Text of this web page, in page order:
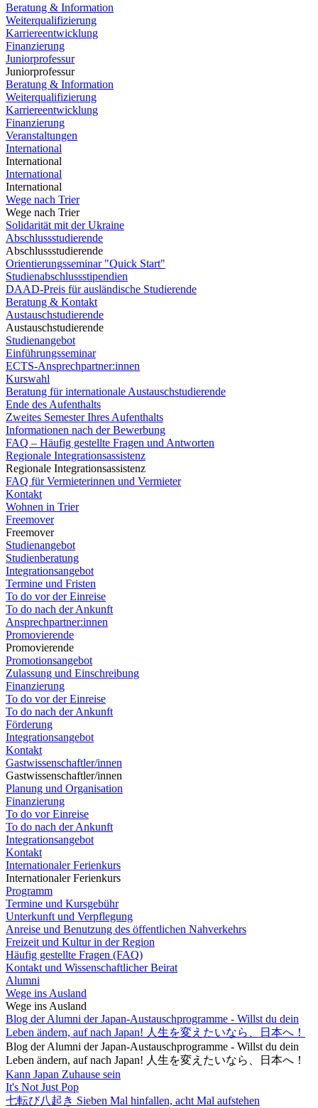
Beratung & Information
Weiterqualifizierung
Karriereentwicklung
Finanzierung
Juniorprofessur
Juniorprofessur
Beratung & Information
Weiterqualifizierung
Karriereentwicklung
Finanzierung
Veranstaltungen
International
International
International
International
Wege nach Trier
Wege nach Trier
Solidarität mit der Ukraine
Abschlussstudierende
Abschlussstudierende
Orientierungsseminar "Quick Start"
Studienabschlussstipendien
DAAD-Preis für ausländische Studierende
Beratung & Kontakt
Austauschstudierende
Austauschstudierende
Studienangebot
Einführungsseminar
ECTS-Ansprechpartner:innen
Kurswahl
Beratung für internationale Austauschstudierende
Ende des Aufenthalts
Zweites Semester Ihres Aufenthalts
Informationen nach der Bewerbung
FAQ – Häufig gestellte Fragen und Antworten
Regionale Integrationsassistenz
Regionale Integrationsassistenz
FAQ für Vermieterinnen und Vermieter
Kontakt
Wohnen in Trier
Freemover
Freemover
Studienangebot
Studienberatung
Integrationsangebot
Termine und Fristen
To do vor der Einreise
To do nach der Ankunft
Ansprechpartner:innen
Promovierende
Promovierende
Promotionsangebot
Zulassung und Einschreibung
Finanzierung
To do vor der Einreise
To do nach der Ankunft
Förderung
Integrationsangebot
Kontakt
Gastwissenschaftler/innen
Gastwissenschaftler/innen
Planung und Organisation
Finanzierung
To do vor Einreise
To do nach der Ankunft
Integrationsangebot
Kontakt
Internationaler Ferienkurs
Internationaler Ferienkurs
Programm
Termine und Kursgebühr
Unterkunft und Verpflegung
Anreise und Benutzung des öffentlichen Nahverkehrs
Freizeit und Kultur in der Region
Häufig gestellte Fragen (FAQ)
Kontakt und Wissenschaftlicher Beirat
Alumni
Wege ins Ausland
Wege ins Ausland
Blog der Alumni der Japan-Austauschprogramme - Willst du dein
Leben ändern, auf nach Japan! 人生を変えたいなら、日本へ！
Blog der Alumni der Japan-Austauschprogramme - Willst du dein
Leben ändern, auf nach Japan! 人生を変えたいなら、日本へ！
Kann Japan Zuhause sein
It's Not Just Pop
七転び八起き Sieben Mal hinfallen, acht Mal aufstehen